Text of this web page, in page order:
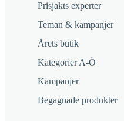
Prisjakts experter
Teman & kampanjer
Årets butik
Kategorier A-Ö
Kampanjer
Begagnade produkter